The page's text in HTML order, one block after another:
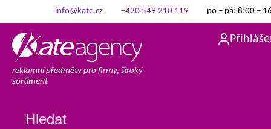
info@kate.cz +420 549 210 119 po – pá: 8:00 –
reklamní předměty pro firmy, široký
sortiment